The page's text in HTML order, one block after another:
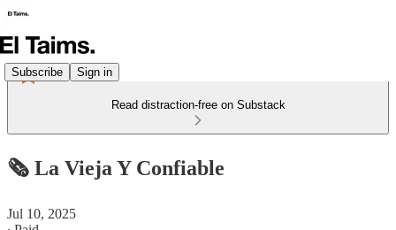
Subscribe Sign in
Read distraction-free on Substack
🗞️ La Vieja Y Confiable
Jul 10, 2025